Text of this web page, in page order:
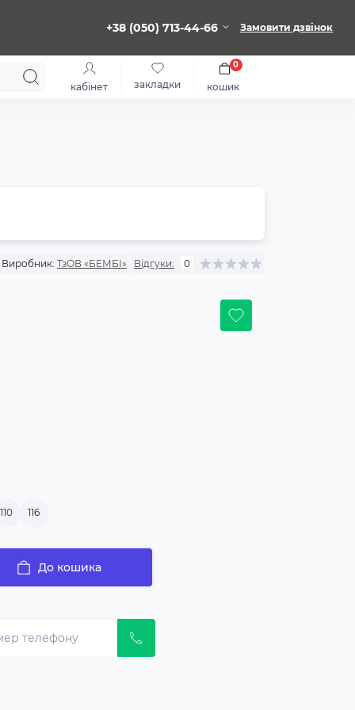
+38 (050) 713-44-66 Замовити дзвінок
кабінет закладки кошик
0
Виробник: ТзОВ «БЕМБІ» Відгуки: 0
110 116
До кошика